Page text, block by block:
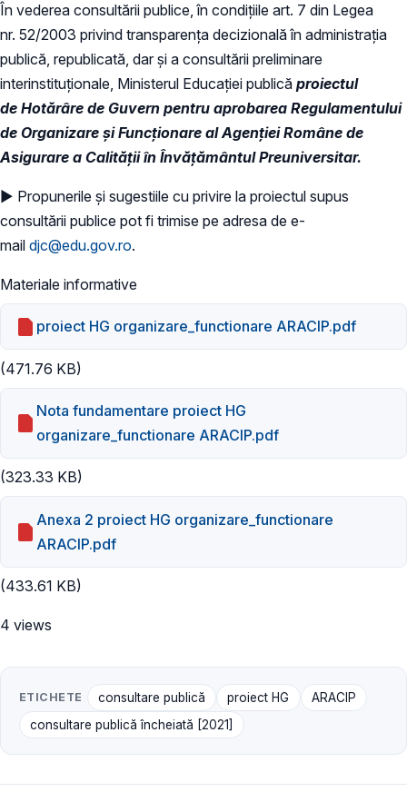
În vederea consultării publice, în condiţiile art. 7 din Legea
nr. 52/2003 privind transparenţa decizională în administraţia
publică, republicată, dar și a consultării preliminare
interinstituționale, Ministerul Educaţiei publică proiectul
de Hotărâre de Guvern pentru aprobarea Regulamentului
de Organizare și Funcționare al Agenţiei Române de
Asigurare a Calităţii în Învăţământul Preuniversitar.
► Propunerile și sugestiile cu privire la proiectul supus
consultării publice pot fi trimise pe adresa de e-
mail djc@edu.gov.ro.
Materiale informative
proiect HG organizare_functionare ARACIP.pdf
(471.76 KB)
Nota fundamentare proiect HG
organizare_functionare ARACIP.pdf
(323.33 KB)
Anexa 2 proiect HG organizare_functionare
ARACIP.pdf
(433.61 KB)
4 views
ETICHETE consultare publică proiect HG
ARACIP
consultare publică încheiată [2021]